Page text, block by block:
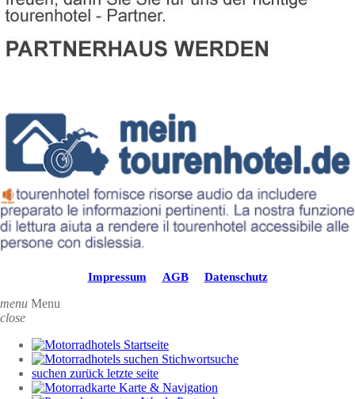
Impressum AGB Datenschutz
menu Menu
close
Startseite
Stichwortsuche
suchen zurück letzte seite
Karte & Navigation